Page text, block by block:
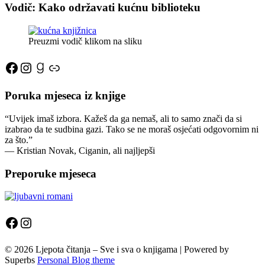
Vodič: Kako održavati kućnu biblioteku
Preuzmi vodič klikom na sliku
Facebook
Instagram
Goodreads
Link
Poruka mjeseca iz knjige
“Uvijek imaš izbora. Kažeš da ga nemaš, ali to samo znači da si
izabrao da te sudbina gazi. Tako se ne moraš osjećati odgovornim ni
za što.”
― Kristian Novak, Ciganin, ali najljepši
Preporuke mjeseca
Facebook
Instagram
© 2026 Ljepota čitanja – Sve i sva o knjigama | Powered by
Superbs Personal Blog theme